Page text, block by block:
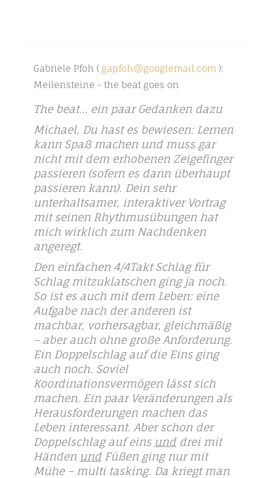
Gabriele Pfoh ( gapfoh@googlemail.com ):
Meilensteine - the beat goes on
The beat… ein paar Gedanken dazu
Michael, Du hast es bewiesen: Lernen
kann Spaß machen und muss gar
nicht mit dem erhobenen Zeigefinger
passieren (sofern es dann überhaupt
passieren kann). Dein sehr
unterhaltsamer, interaktiver Vortrag
mit seinen Rhythmusübungen hat
mich wirklich zum Nachdenken
angeregt.
Den einfachen 4/4Takt Schlag für
Schlag mitzuklatschen ging ja noch.
So ist es auch mit dem Leben: eine
Aufgabe nach der anderen ist
machbar, vorhersagbar, gleichmäßig
– aber auch ohne große Anforderung.
Ein Doppelschlag auf die Eins ging
auch noch. Soviel
Koordinationsvermögen lässt sich
machen. Ein paar Veränderungen als
Herausforderungen machen das
Leben interessant. Aber schon der
Doppelschlag auf eins unddrei mit
Händen undFüßen ging nur mit
Mühe – multi tasking. Da kriegt man